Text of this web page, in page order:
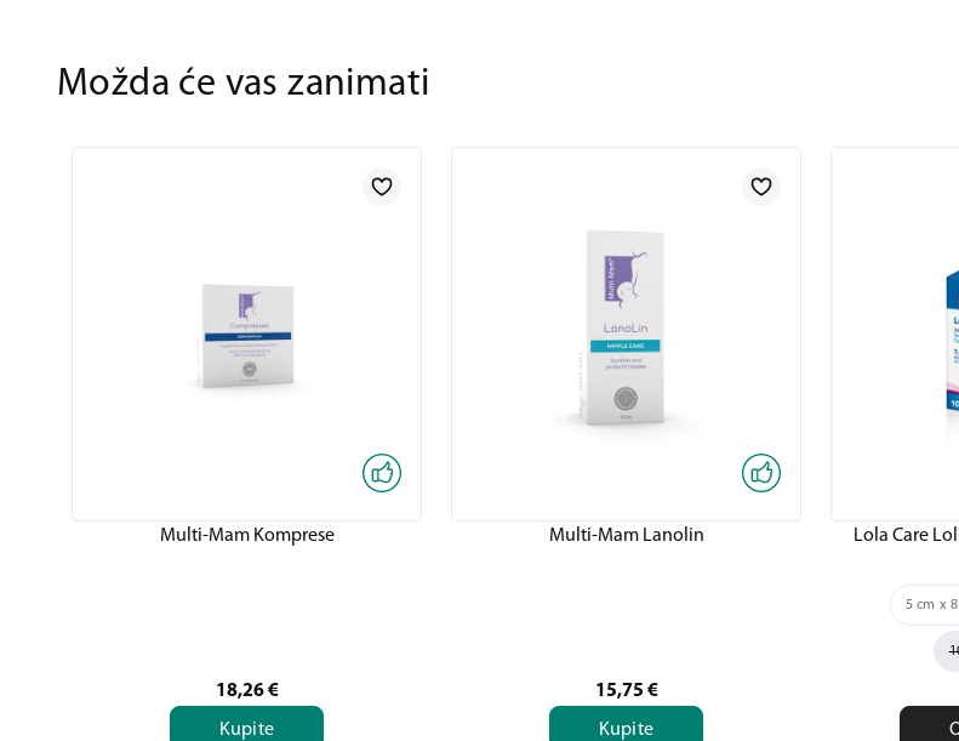
Možda će vas zanimati
Multi-Mam Komprese
18,26 €
Kupite
Multi-Mam Lanolin
15,75 €
Kupite
Lola Care
5 cm x